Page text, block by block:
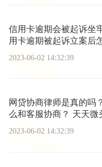
信用卡逾期会被起诉坐
用卡逾期被起诉立案后
2023-06-02 14:32:39
网贷协商律师是真的吗
么和客服协商？ 天天微
2023-06-02 14:32:39